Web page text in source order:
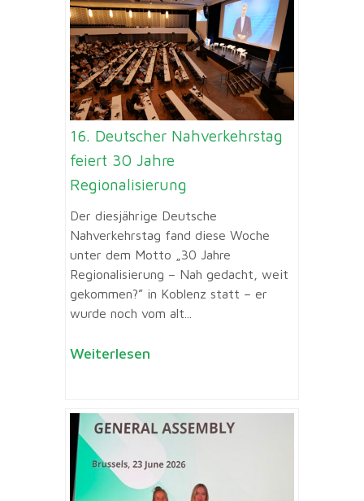
16. Deutscher Nahverkehrstag
feiert 30 Jahre
Regionalisierung
Der diesjährige Deutsche
Nahverkehrstag fand diese Woche
unter dem Motto „30 Jahre
Regionalisierung – Nah gedacht, weit
gekommen?” in Koblenz statt – er
wurde noch vom alt...
Weiterlesen